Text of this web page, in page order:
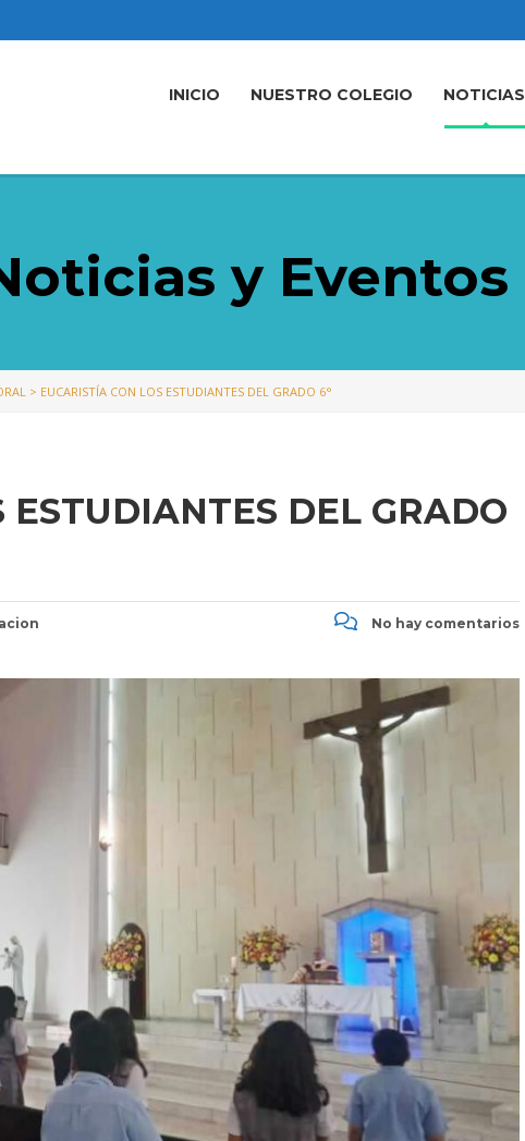
INICIO NUESTRO COLEGIO NOTICIAS
y Eventos
> EUCARISTÍA CON LOS ESTUDIANTES DEL GRADO 6°
ESTUDIANTES DEL GRADO
No hay comentarios